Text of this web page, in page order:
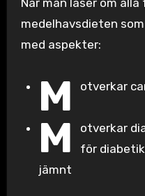
När man läser om
medelhavsdieten
med aspekter:
M otverkar
M
otverkar
för
jämnt